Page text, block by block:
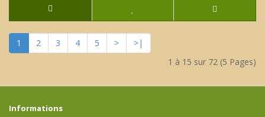
1 2 3 4 5 >
>|
1 à 15 sur 72 (5 Pages)
Informations